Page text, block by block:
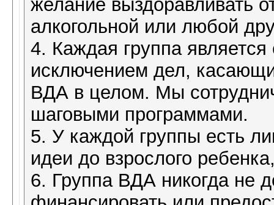
желание выздоравливать
алкогольной или любой
4. Каждая группа
исключением дел,
ВДА в целом. Мы
шаговыми программами.
5. У каждой группы есть
идеи до взрослого
6. Группа ВДА никогда не